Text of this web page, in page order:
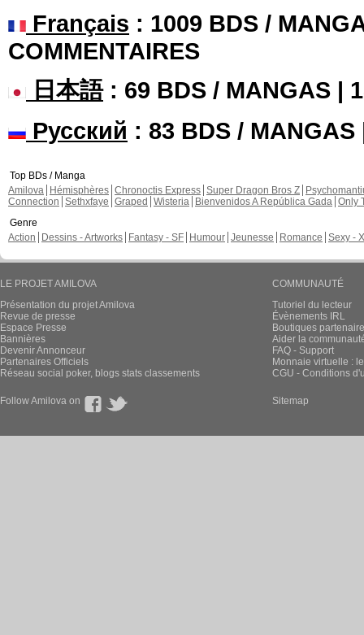
Français : 1009 BDS /
COMMENTAIRES
日本語: 69 BDS / MANGAS |
Русский : 83 BDS / MANGAS
Top BDs / Manga
Amilova
Hémisphères Chronoctis Express Super Dragon Bros Z
Connection Sethxfaye Graped Wisteria Bienvenidos A República Gada Only
Genre
Action
Dessins - Artworks Fantasy - SF Humour Jeunesse Romance Sexy -
LE PROJET AMILOVA
Présentation du projet Amilova
Revue de presse
Espace Presse
Bannières
Devenir Annonceur
Partenaires Officiels
Réseau social poker, blogs stats classements
COMMUNAUTÉ
Tutoriel du lecteur
Évènements IRL
Boutiques
Aider la
FAQ - Support
Monnaie virtuelle :
CGU - Conditions
Follow Amilova on Sitemap